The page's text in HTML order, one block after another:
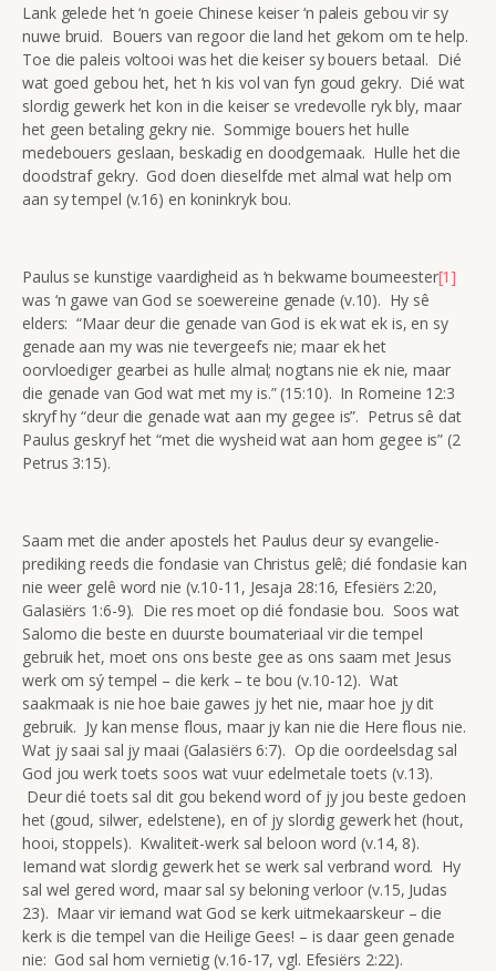
Lank gelede het ‘n goeie Chinese keiser ‘n paleis gebou vir sy
nuwe bruid. Bouers van regoor die land het gekom om te help.
Toe die paleis voltooi was het die keiser sy bouers betaal. Dié
wat goed gebou het, het ‘n kis vol van fyn goud gekry. Dié wat
slordig gewerk het kon in die keiser se vredevolle ryk bly, maar
het geen betaling gekry nie. Sommige bouers het hulle
medebouers geslaan, beskadig en doodgemaak. Hulle het die
doodstraf gekry. God doen dieselfde met almal wat help om
aan sy tempel (v.16) en koninkryk bou.
Paulus se kunstige vaardigheid as ‘n bekwame boumeester[1]
was ‘n gawe van God se soewereine genade (v.10). Hy sê
elders: “Maar deur die genade van God is ek wat ek is, en sy
genade aan my was nie tevergeefs nie; maar ek het
oorvloediger gearbei as hulle almal; nogtans nie ek nie, maar
die genade van God wat met my is.” (15:10). In Romeine 12:3
skryf hy “deur die genade wat aan my gegee is”. Petrus sê dat
Paulus geskryf het “met die wysheid wat aan hom gegee is” (2
Petrus 3:15).
Saam met die ander apostels het Paulus deur sy evangelie-
prediking reeds die fondasie van Christus gelê; dié fondasie kan
nie weer gelê word nie (v.10-11, Jesaja 28:16, Efesiërs 2:20,
Galasiërs 1:6-9). Die res moet op dié fondasie bou. Soos wat
Salomo die beste en duurste boumateriaal vir die tempel
gebruik het, moet ons ons beste gee as ons saam met Jesus
werk om sý tempel – die kerk – te bou (v.10-12). Wat
saakmaak is nie hoe baie gawes jy het nie, maar hoe jy dit
gebruik. Jy kan mense flous, maar jy kan nie die Here flous nie.
Wat jy saai sal jy maai (Galasiërs 6:7). Op die oordeelsdag sal
God jou werk toets soos wat vuur edelmetale toets (v.13).
Deur dié toets sal dit gou bekend word of jy jou beste gedoen
het (goud, silwer, edelstene), en of jy slordig gewerk het (hout,
hooi, stoppels). Kwaliteit-werk sal beloon word (v.14, 8).
Iemand wat slordig gewerk het se werk sal verbrand word. Hy
sal wel gered word, maar sal sy beloning verloor (v.15, Judas
23). Maar vir iemand wat God se kerk uitmekaarskeur – die
kerk is die tempel van die Heilige Gees! – is daar geen genade
nie: God sal hom vernietig (v.16-17, vgl. Efesiërs 2:22).